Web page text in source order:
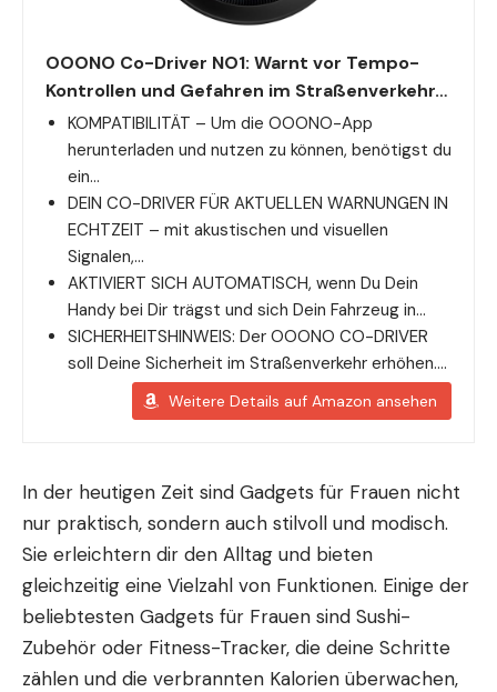
OOONO Co-Driver NO1: Warnt vor Tempo-
Kontrollen und Gefahren im Straßenverkehr…
KOMPATIBILITÄT – Um die OOONO-App
herunterladen und nutzen zu können, benötigst du
ein…
DEIN CO-DRIVER FÜR AKTUELLEN WARNUNGEN IN
ECHTZEIT – mit akustischen und visuellen
Signalen,…
AKTIVIERT SICH AUTOMATISCH, wenn Du Dein
Handy bei Dir trägst und sich Dein Fahrzeug in…
SICHERHEITSHINWEIS: Der OOONO CO-DRIVER
soll Deine Sicherheit im Straßenverkehr erhöhen….
Weitere Details auf Amazon ansehen
In der heutigen Zeit sind Gadgets für Frauen nicht
nur praktisch, sondern auch stilvoll und modisch.
Sie erleichtern dir den Alltag und bieten
gleichzeitig eine Vielzahl von Funktionen. Einige der
beliebtesten Gadgets für Frauen sind Sushi-
Zubehör oder Fitness-Tracker, die deine Schritte
zählen und die verbrannten Kalorien überwachen,